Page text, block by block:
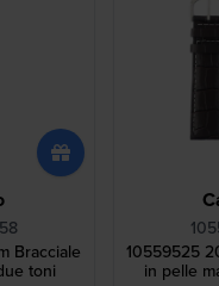
Bracciale
toni
10559525
in pelle